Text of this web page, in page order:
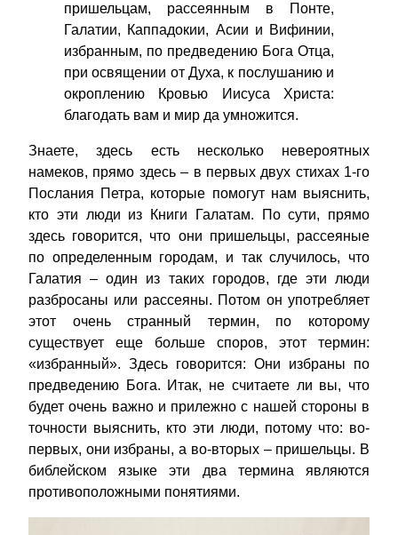
пришельцам, рассеянным в Понте,
Галатии, Каппадокии, Асии и Вифинии,
избранным, по предведению Бога Отца,
при освящении от Духа, к послушанию и
окроплению Кровью Иисуса Христа:
благодать вам и мир да умножится.
Знаете, здесь есть несколько невероятных
намеков, прямо здесь – в первых двух стихах 1-го
Послания Петра, которые помогут нам выяснить,
кто эти люди из Книги Галатам. По сути, прямо
здесь говорится, что они пришельцы, рассеяные
по определенным городам, и так случилось, что
Галатия – один из таких городов, где эти люди
разбросаны или рассеяны. Потом он употребляет
этот очень странный термин, по которому
существует еще больше споров, этот термин:
«избранный». Здесь говорится: Они избраны по
предведению Бога. Итак, не считаете ли вы, что
будет очень важно и прилежно с нашей стороны в
точности выяснить, кто эти люди, потому что: во-
первых, они избраны, а во-вторых – пришельцы. В
библейском языке эти два термина являются
противоположными понятиями.